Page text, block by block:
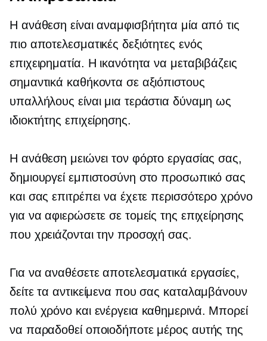
Η ανάθεση είναι αναμφισβήτητα μία από τις
πιο αποτελεσματικές δεξιότητες ενός
επιχειρηματία. Η ικανότητα να μεταβιβάζεις
σημαντικά καθήκοντα σε αξιόπιστους
υπαλλήλους είναι μια τεράστια δύναμη ως
ιδιοκτήτης επιχείρησης.
Η ανάθεση μειώνει τον φόρτο εργασίας σας,
δημιουργεί εμπιστοσύνη στο προσωπικό σας
και σας επιτρέπει να έχετε περισσότερο χρόνο
για να αφιερώσετε σε τομείς της επιχείρησης
που χρειάζονται την προσοχή σας.
Για να αναθέσετε αποτελεσματικά εργασίες,
δείτε τα αντικείμενα που σας καταλαμβάνουν
πολύ χρόνο και ενέργεια καθημερινά. Μπορεί
να παραδοθεί οποιοδήποτε μέρος αυτής της